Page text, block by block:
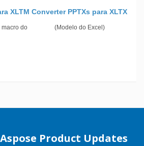
XLTM
do
Converter PPTXs para XLTX
(Modelo do Excel)
Product Updates